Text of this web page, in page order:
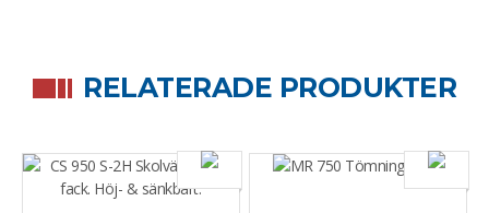
RELATERADE PRODUKTER